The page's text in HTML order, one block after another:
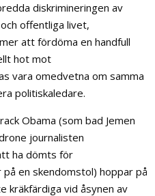
diskrimineringen av
offentliga livet,
att fördöma en handfull
hot mot
vara omedvetna om samma
politiskaledare.
Obama (som bad Jemen
journalisten
ha dömts för
en skendomstol) hoppar på
kräkfärdiga vid åsynen av